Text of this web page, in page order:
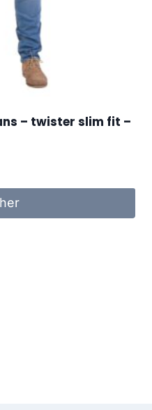
– twister slim fit –